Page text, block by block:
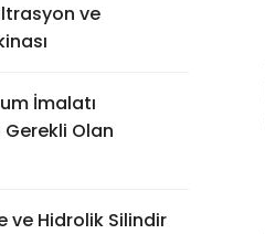
ve
İmalatı
Olan
ve Hidrolik Silindir